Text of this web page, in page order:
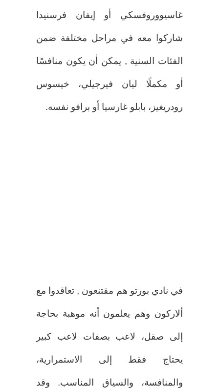
غاسيووروفسكي أو إيفان فرسنيدا
شاركوا معه في مراحل مختلفة ضمن
الفئات السنية , يمكن أن يكون منافسًا
أو مكملًا ليان فيرجيلي، خيسوس
رودريغيز، بابلو غارسيا أو برافو نفسه.
في نادي بورتو هم مقتنعون , تعاقدوا مع
ألاركون وهم يعلمون أنه موهبة بحاجة
إلى صقل، لاعب بصفات لاعب كبير
يحتاج فقط إلى الاستمرارية،
والمنافسة، والسياق المناسب. وقد